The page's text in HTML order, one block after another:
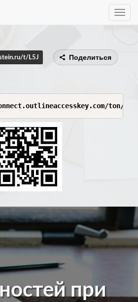
Toggle
t/L5J Поделиться
ton/ru/
при